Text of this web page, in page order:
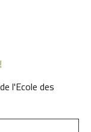
l'Ecole des